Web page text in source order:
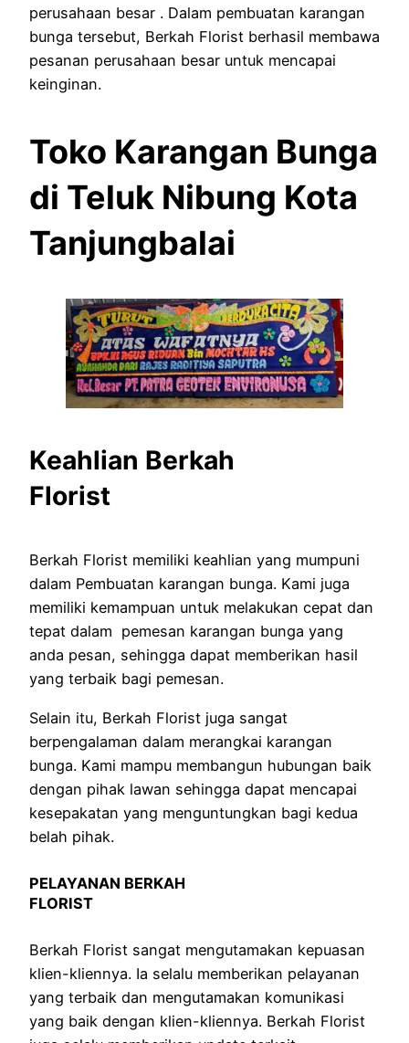
perusahaan besar . Dalam pembuatan karangan
bunga tersebut, Berkah Florist berhasil membawa
pesanan perusahaan besar untuk mencapai
keinginan.
Toko Karangan Bunga
di Teluk Nibung Kota
Tanjungbalai
Keahlian Berkah
Florist
Berkah Florist memiliki keahlian yang mumpuni
dalam Pembuatan karangan bunga. Kami juga
memiliki kemampuan untuk melakukan cepat dan
tepat dalam pemesan karangan bunga yang
anda pesan, sehingga dapat memberikan hasil
yang terbaik bagi pemesan.
Selain itu, Berkah Florist juga sangat
berpengalaman dalam merangkai karangan
bunga. Kami mampu membangun hubungan baik
dengan pihak lawan sehingga dapat mencapai
kesepakatan yang menguntungkan bagi kedua
belah pihak.
PELAYANAN BERKAH
FLORIST
Berkah Florist sangat mengutamakan kepuasan
klien-kliennya. Ia selalu memberikan pelayanan
yang terbaik dan mengutamakan komunikasi
yang baik dengan klien-kliennya. Berkah Florist